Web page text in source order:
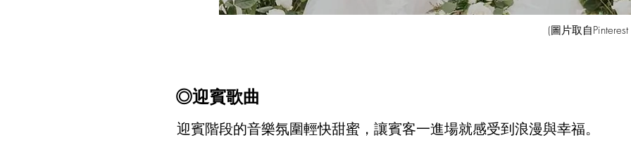
(圖片取自
◎迎賓歌曲
迎賓階段的音樂氛圍輕快甜蜜，讓賓客一進場就感受到浪漫與幸福。